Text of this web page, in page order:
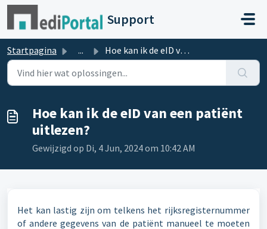
Doorgaan naar hoofdinhoud
Support
Startpagina ... Hoe kan ik de eID van een patiënt uitlezen?
Hoe kan ik de eID van een patiënt
uitlezen?
Gewijzigd op Di, 4 Jun, 2024 om 10:42 AM
Het kan lastig zijn om telkens het rijksregisternummer
of andere gegevens van de patiënt manueel te moeten